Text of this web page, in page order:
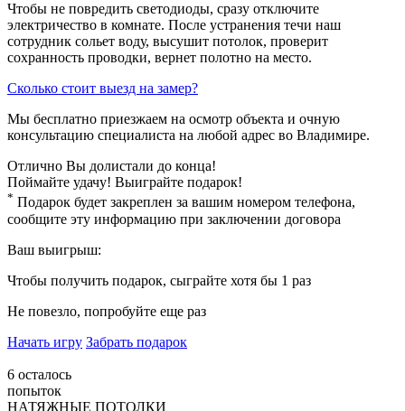
Чтобы не повредить светодиоды, сразу отключите
электричество в комнате. После устранения течи наш
сотрудник сольет воду, высушит потолок, проверит
сохранность проводки, вернет полотно на место.
​Сколько стоит выезд на замер?
Мы бесплатно приезжаем на осмотр объекта и очную
консультацию специалиста на любой адрес во Владимире.
Отлично Вы долистали до конца!
Поймайте удачу! Выиграйте подарок!
* Подарок будет закреплен за вашим номером телефона,
сообщите эту информацию при заключении договора
Ваш выигрыш:
Чтобы получить подарок, сыграйте хотя бы 1 раз
Не повезло, попробуйте еще раз
Начать игру Забрать подарок
6 осталось
попыток
НАТЯЖНЫЕ ПОТОЛКИ